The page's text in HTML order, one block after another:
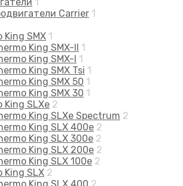
Carrier 1
King SMX 1
King SMX-II 1
King SMX-I 1
King SMX Tsi 1
King SMX 50 1
King SMX 30 1
King SLXe 2
King SLXe Spectrum 2
King SLX 400e 2
King SLX 300e 2
King SLX 200e 2
King SLX 100e 2
King SLX 2